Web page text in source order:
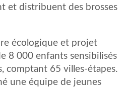
et distribuent des brosses
écologique et projet
8 000 enfants sensibilisés
comptant 65 villes-étapes.
une équipe de jeunes